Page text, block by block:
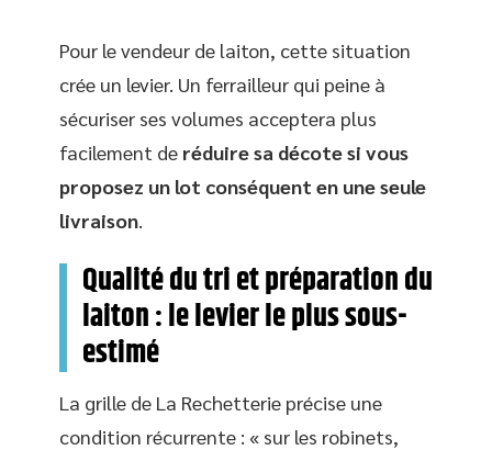
Pour le vendeur de laiton, cette situation
crée un levier. Un ferrailleur qui peine à
sécuriser ses volumes acceptera plus
facilement de réduire sa décote si vous
proposez un lot conséquent en une seule
livraison.
Qualité du tri et préparation du
laiton : le levier le plus sous-
estimé
La grille de La Rechetterie précise une
condition récurrente : « sur les robinets,